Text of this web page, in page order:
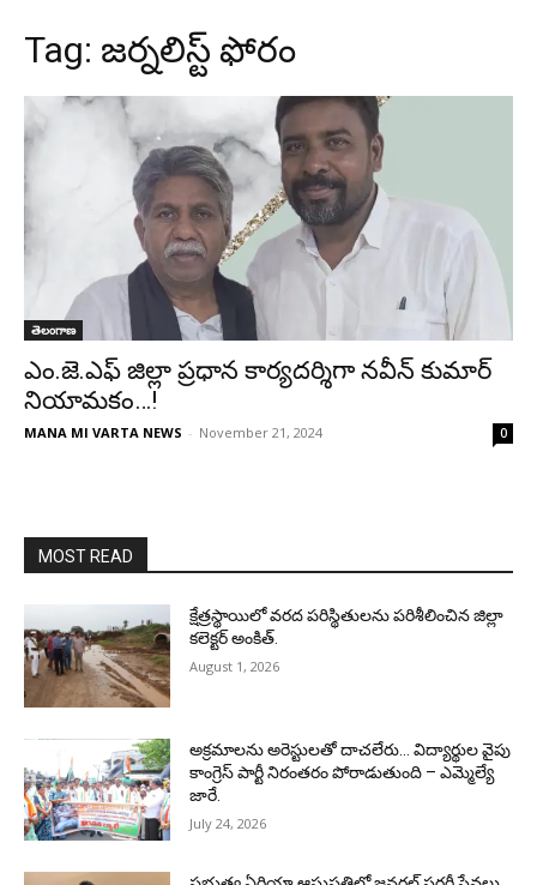
Tag: జర్నలిస్ట్ ఫోరం
తెలంగాణ
ఎం.జె.ఎఫ్ జిల్లా ప్రధాన కార్యదర్శిగా నవీన్ కుమార్
నియామకం…!
MANA MI VARTA NEWS - November 21, 2024 0
MOST READ
క్షేత్రస్థాయిలో వరద పరిస్థితులను పరిశీలించిన జిల్లా
కలెక్టర్ అంకిత్.
August 1, 2026
అక్రమాలను అరెస్టులతో దాచలేరు… విద్యార్థుల వైపు
కాంగ్రెస్ పార్టీ నిరంతరం పోరాడుతుంది – ఎమ్మెల్యే
జారే.
July 24, 2026